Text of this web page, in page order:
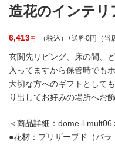
造花のインテリ
6,413円 （税込）+送料0円（当
玄関先リビング、床の間、
入ってますから保管時でも
大切な方へのギフトとして
り出してお好みの場所へお
＜商品詳細：dome-l-mult06
●花材：プリザーブド（バ